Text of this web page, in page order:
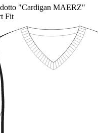
"Cardigan MAERZ"
Fit